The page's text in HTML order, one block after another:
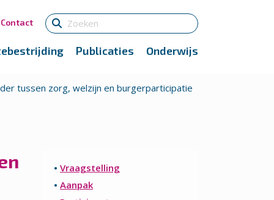
Contact
Publicaties Onderwijs
tussen zorg, welzijn en burgerparticipatie
• Vraagstelling
• Aanpak